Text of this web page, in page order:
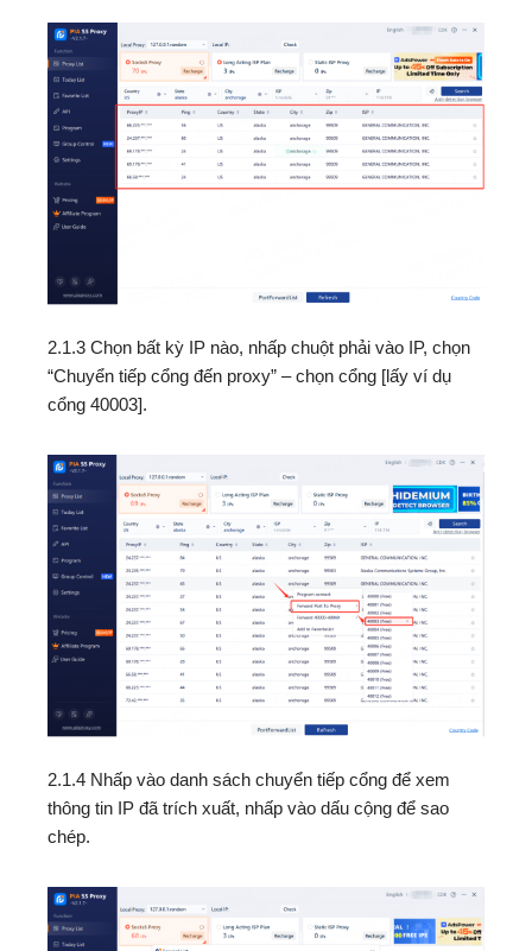
2.1.3 Chọn bất kỳ IP nào, nhấp chuột phải vào IP, chọn
“Chuyển tiếp cổng đến proxy” – chọn cổng [lấy ví dụ
cổng 40003].
2.1.4 Nhấp vào danh sách chuyển tiếp cổng để xem
thông tin IP đã trích xuất, nhấp vào dấu cộng để sao
chép.